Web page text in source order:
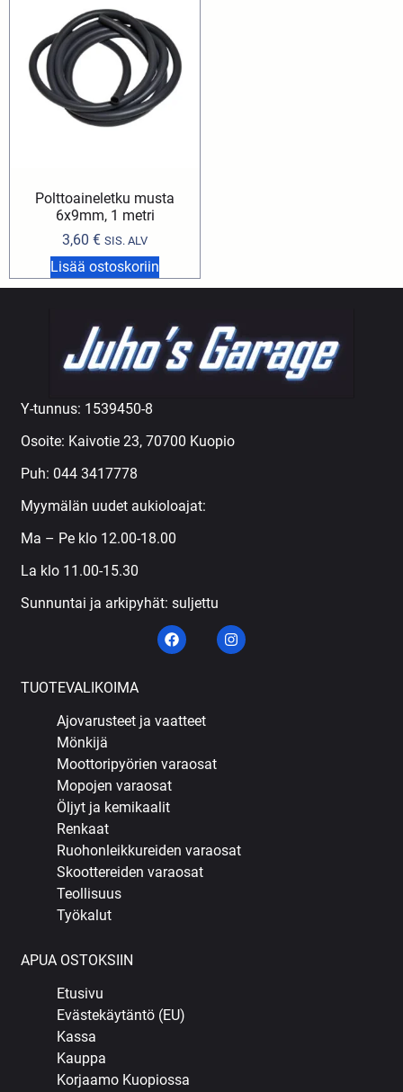
Polttoaineletku musta
6x9mm, 1 metri
3,60 € SIS. ALV
Lisää ostoskoriin
Y-tunnus: 1539450-8
Osoite: Kaivotie 23, 70700 Kuopio
Puh: 044 3417778
Myymälän uudet aukioloajat:
Ma – Pe klo 12.00-18.00
La klo 11.00-15.30
Sunnuntai ja arkipyhät: suljettu
TUOTEVALIKOIMA
Ajovarusteet ja vaatteet
Mönkijä
Moottoripyörien varaosat
Mopojen varaosat
Öljyt ja kemikaalit
Renkaat
Ruohonleikkureiden varaosat
Skoottereiden varaosat
Teollisuus
Työkalut
APUA OSTOKSIIN
Etusivu
Evästekäytäntö (EU)
Kassa
Kauppa
Korjaamo Kuopiossa